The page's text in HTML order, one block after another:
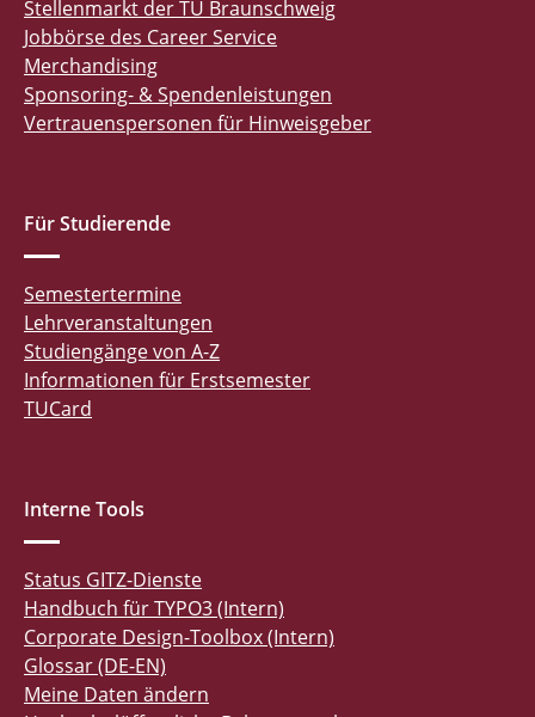
Stellenmarkt der TU Braunschweig
Jobbörse des Career Service
Merchandising
Sponsoring- & Spendenleistungen
Vertrauenspersonen für Hinweisgeber
Für Studierende
Semestertermine
Lehrveranstaltungen
Studiengänge von A-Z
Informationen für Erstsemester
TUCard
Interne Tools
Status GITZ-Dienste
Handbuch für TYPO3 (Intern)
Corporate Design-Toolbox (Intern)
Glossar (DE-EN)
Meine Daten ändern